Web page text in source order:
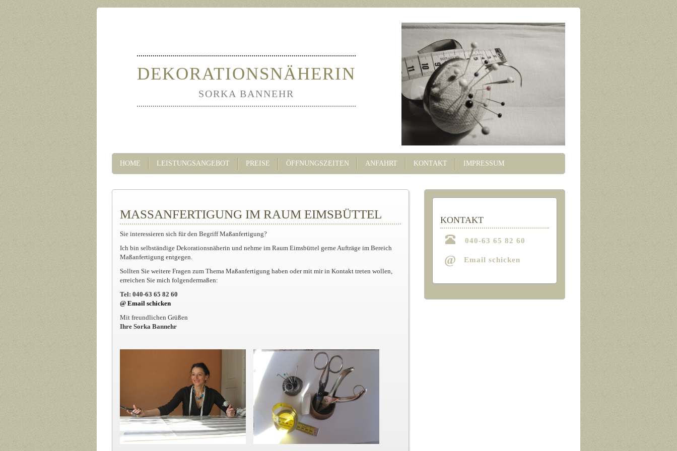
DEKORATIONSNÄHERIN
SORKA BANNEHR
HOME LEISTUNGSANGEBOT PREISE ÖFFNUNGSZEITEN ANFAHRT KONTAKT IMPRESSUM
MASSANFERTIGUNG IM RAUM EIMSBÜTTEL
Sie interessieren sich für den Begriff Maßanfertigung?
Ich bin selbständige Dekorationsnäherin und nehme im Raum Eimsbüttel gerne Aufträge im Bereich
Maßanfertigung entgegen.
Sollten Sie weitere Fragen zum Thema Maßanfertigung haben oder mit mir in Kontakt treten wollen,
erreichen Sie mich folgendermaßen:
Tel: 040-63 65 82 60
@ Email schicken
Mit freundlichen Grüßen
Ihre Sorka Bannehr
KONTAKT
040-63 65 82 60
@ Email schicken